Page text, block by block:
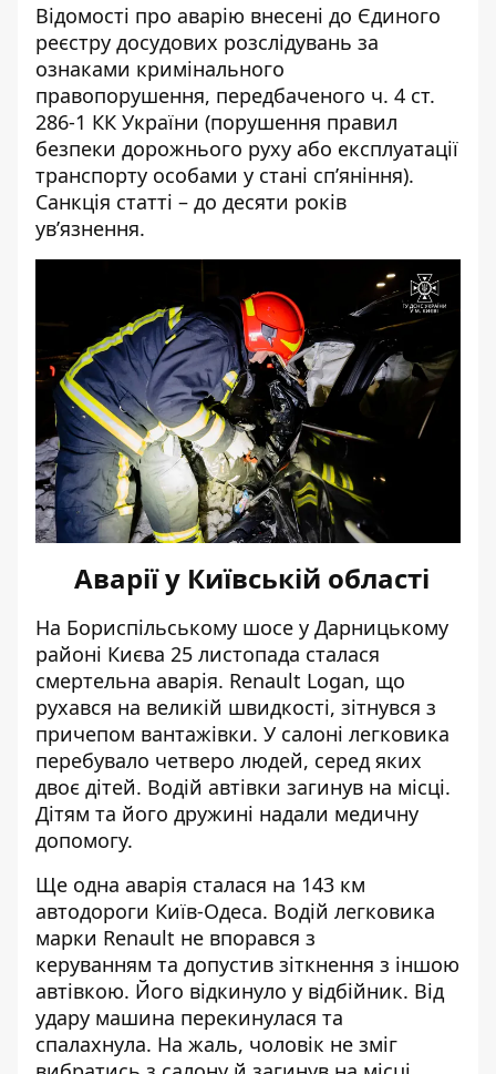
Відомості про аварію внесені до Єдиного
реєстру досудових розслідувань за
ознаками кримінального
правопорушення, передбаченого ч. 4 ст.
286-1 КК України (порушення правил
безпеки дорожнього руху або експлуатації
транспорту особами у стані сп’яніння).
Санкція статті – до десяти років
ув’язнення.
Аварії у Київській області
На Бориспільському шосе у Дарницькому
районі Києва 25 листопада сталася
смертельна аварія. Renault Logan, що
рухався на великій швидкості, зітнувся з
причепом вантажівки. У салоні легковика
перебувало четверо людей, серед яких
двоє дітей. Водій автівки загинув на місці.
Дітям та його дружині надали медичну
допомогу.
Ще одна аварія сталася на 143 км
автодороги Київ-Одеса. Водій легковика
марки Renault не впорався з
керуванням та допустив зіткнення з іншою
автівкою. Його відкинуло у відбійник. Від
удару машина перекинулася та
спалахнула. На жаль, чоловік не зміг